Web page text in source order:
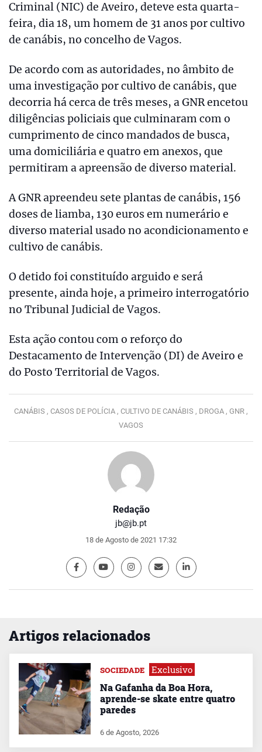
Redação
jb@jb.pt
18 de Agosto de 2021 17:32
Criminal (NIC) de Aveiro, deteve esta quarta-
feira, dia 18, um homem de 31 anos por cultivo
de canábis, no concelho de Vagos.
De acordo com as autoridades, no âmbito de
uma investigação por cultivo de canábis, que
decorria há cerca de três meses, a GNR encetou
diligências policiais que culminaram com o
cumprimento de cinco mandados de busca,
uma domiciliária e quatro em anexos, que
permitiram a apreensão de diverso material.
A GNR apreendeu sete plantas de canábis, 156
doses de liamba, 130 euros em numerário e
diverso material usado no acondicionamento e
cultivo de canábis.
O detido foi constituído arguido e será
presente, ainda hoje, a primeiro interrogatório
no Tribunal Judicial de Vagos.
Esta ação contou com o reforço do
Destacamento de Intervenção (DI) de Aveiro e
do Posto Territorial de Vagos.
CANÁBIS , CASOS DE POLÍCIA , CULTIVO DE CANÁBIS , DROGA , GNR ,
VAGOS
Artigos relacionados
SOCIEDADE Exclusivo
Na Gafanha da Boa Hora,
aprende-se skate entre quatro
paredes
6 de Agosto, 2026